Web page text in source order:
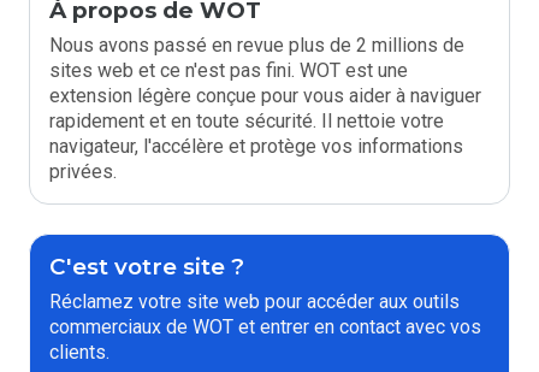
À propos de WOT
Nous avons passé en revue plus de 2 millions de
sites web et ce n'est pas fini. WOT est une
extension légère conçue pour vous aider à naviguer
rapidement et en toute sécurité. Il nettoie votre
navigateur, l'accélère et protège vos informations
privées.
C'est votre site ?
Réclamez votre site web pour accéder aux outils
commerciaux de WOT et entrer en contact avec vos
clients.